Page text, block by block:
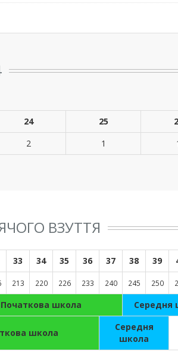
24 25
2 1
ВЗУТТЯ
33 34 35 36 37 38 39
213 220 226 233 240 245 250
Початкова школа Cередня
школа
Cередня
школа